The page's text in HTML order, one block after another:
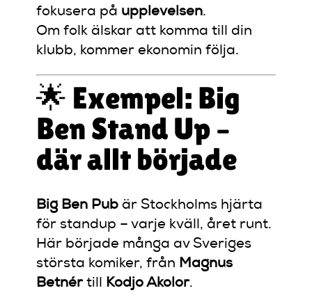
fokusera på upplevelsen.
Om folk älskar att komma till din
klubb, kommer ekonomin följa.
🌟 Exempel: Big
Ben Stand Up –
där allt började
Big Ben Pub är Stockholms hjärta
för standup – varje kväll, året runt.
Här började många av Sveriges
största komiker, från Magnus
Betnértill Kodjo Akolor.